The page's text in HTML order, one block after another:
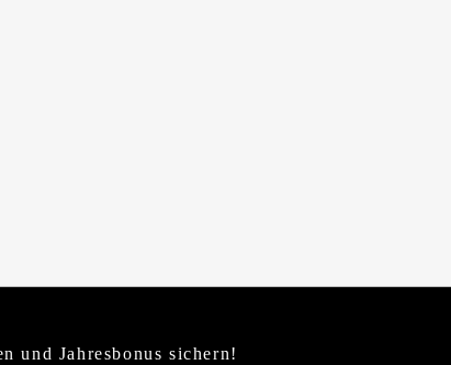
und Jahresbonus sichern!